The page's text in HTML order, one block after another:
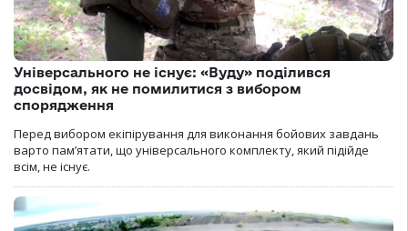
Універсального не існує: «Вуду» поділився
досвідом, як не помилитися з вибором
спорядження
Перед вибором екіпірування для виконання бойових завдань
варто пам’ятати, що універсального комплекту, який підійде
всім, не існує.